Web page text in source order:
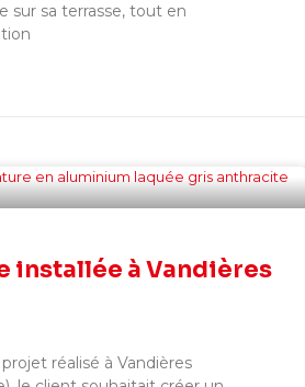
sur sa terrasse, tout en
installée à Vandières
réalisé à Vandières